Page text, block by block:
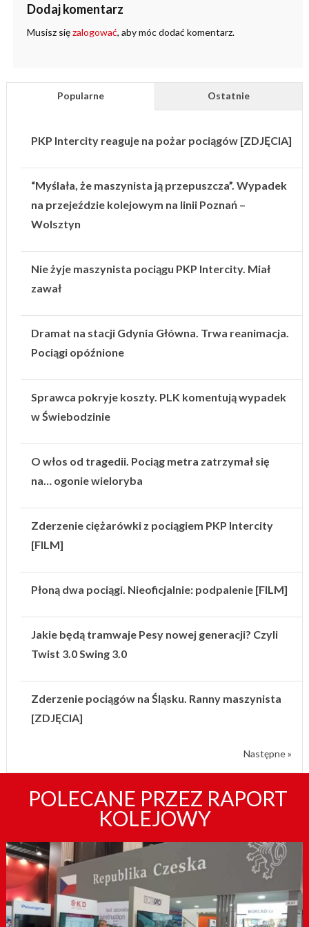
Dodaj komentarz
Musisz sięzalogować, aby móc dodać komentarz.
Popularne Ostatnie
PKP Intercity reaguje na pożar pociągów [ZDJĘCIA]
“Myślała, że maszynista ją przepuszcza”. Wypadek
na przejeździe kolejowym na linii Poznań –
Wolsztyn
Nie żyje maszynista pociągu PKP Intercity. Miał
zawał
Dramat na stacji Gdynia Główna. Trwa reanimacja.
Pociągi opóźnione
Sprawca pokryje koszty. PLK komentują wypadek
w Świebodzinie
O włos od tragedii. Pociąg metra zatrzymał się
na… ogonie wieloryba
Zderzenie ciężarówki z pociągiem PKP Intercity
[FILM]
Płoną dwa pociągi. Nieoficjalnie: podpalenie [FILM]
Jakie będą tramwaje Pesy nowej generacji? Czyli
Twist 3.0 Swing 3.0
Zderzenie pociągów na Śląsku. Ranny maszynista
[ZDJĘCIA]
Następne »
POLECANE PRZEZ RAPORT
KOLEJOWY